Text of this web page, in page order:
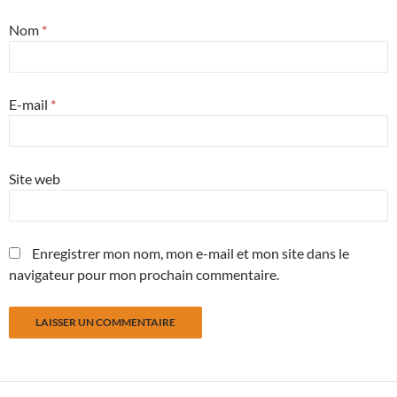
Nom *
E-mail *
Site web
Enregistrer mon nom, mon e-mail et mon site dans le
navigateur pour mon prochain commentaire.